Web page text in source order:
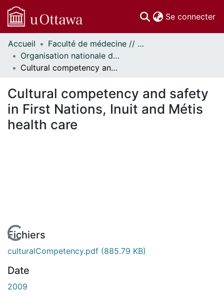
Se connecter
Communautés
et collections
Parcourir
À propos
Accueil
Faculté de médecine // Faculty of Medicine
Organisation nationale de la santé autochtone // National Aboriginal Health Organization
Cultural competency and safety in First Nations, Inuit and Métis health care
Cultural competency and safety
in First Nations, Inuit and Métis
health care
En cours de chargement...
Fichiers
culturalCompetency.pdf (885.79 KB)
Date
2009